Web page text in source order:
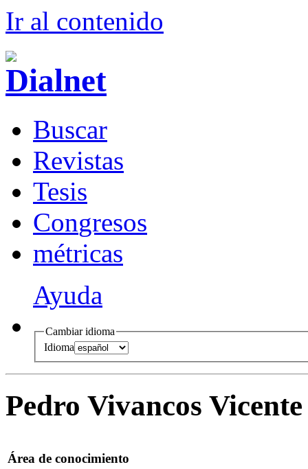
Ir al contenido
Buscar
Revistas
Tesis
Congresos
métricas
Ayuda
Cambiar idioma
Idioma
Pedro Vivancos Vicente
Área de conocimiento